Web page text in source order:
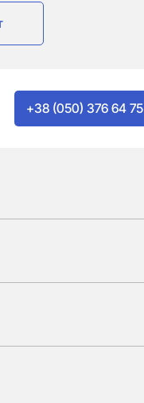
+38 (050) 376 64 75